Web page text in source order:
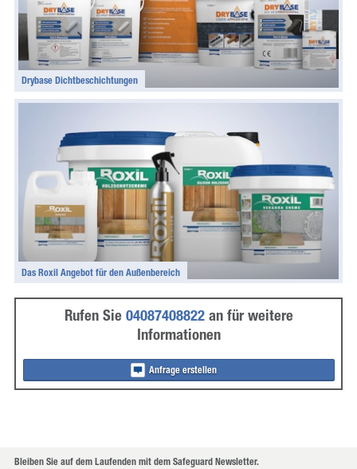
Drybase Dichtbeschichtungen
Das Roxil Angebot für den Außenbereich
Rufen Sie 04087408822an für weitere
Informationen
Anfrage erstellen
Bleiben Sie auf dem Laufenden mit dem Safeguard Newsletter.